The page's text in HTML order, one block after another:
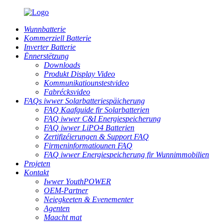
Wunnbatterie
Kommerziell Batterie
Inverter Batterie
Ënnerstëtzung
Downloads
Produkt Display Video
Kommunikatiounstestvideo
Fabrécksvideo
FAQs iwwer Solarbatteriespäicherung
FAQ Kaafguide fir Solarbatterien
FAQ iwwer C&I Energiespeicherung
FAQ iwwer LiPO4 Batterien
Zertifizéierungen & Support FAQ
Firmeninformatiounen FAQ
FAQ iwwer Energiespeicherung fir Wunnimmobilien
Projeten
Kontakt
Iwwer YouthPOWER
OEM-Partner
Neiegkeeten & Evenementer
Agenten
Maacht mat